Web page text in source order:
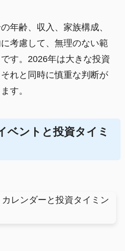
年齢、収入、家族構成、
考慮して、無理のない範
す。2026年は大きな投資
れと同時に慎重な判断が
す。
ベントと投資タイミ